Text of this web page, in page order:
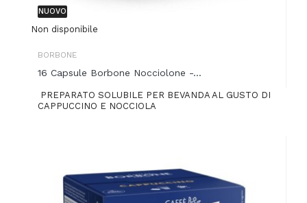
NUOVO
Non disponibile
BORBONE
16 Capsule Borbone Nocciolone -...
PREPARATO SOLUBILE PER BEVANDA AL GUSTO DI
CAPPUCCINO E NOCCIOLA